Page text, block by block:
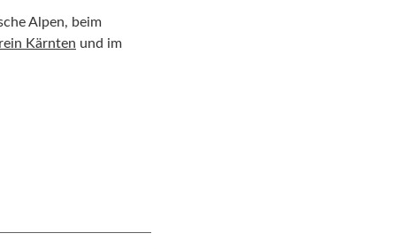
Alpen, beim
Kärnten und im